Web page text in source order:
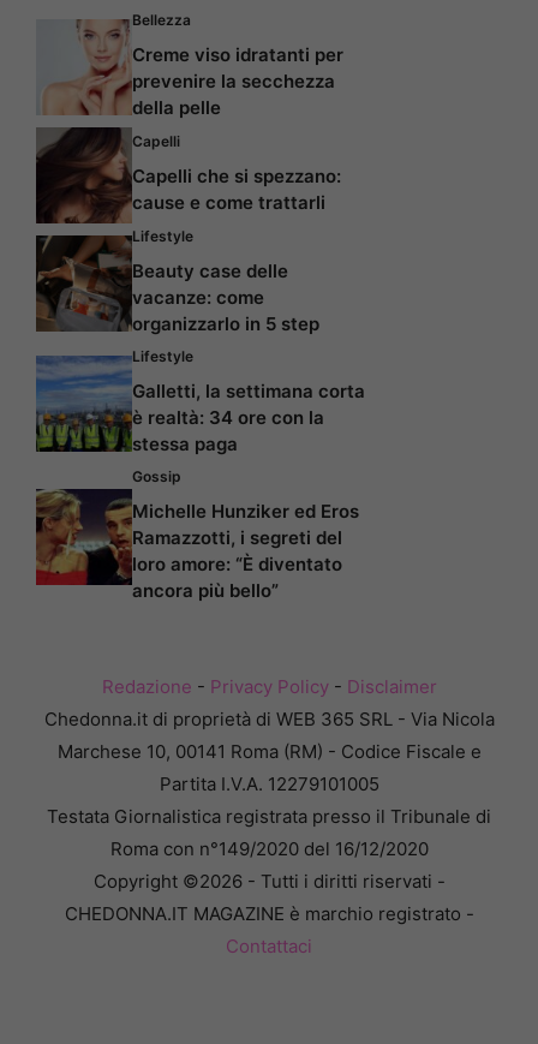
Bellezza
Creme viso idratanti per
prevenire la secchezza
della pelle
Capelli
Capelli che si spezzano:
cause e come trattarli
Lifestyle
Beauty case delle
vacanze: come
organizzarlo in 5 step
Lifestyle
Galletti, la settimana corta
è realtà: 34 ore con la
stessa paga
Gossip
Michelle Hunziker ed Eros
Ramazzotti, i segreti del
loro amore: “È diventato
ancora più bello”
Redazione - Privacy Policy- Disclaimer
Chedonna.it di proprietà di WEB 365 SRL - Via Nicola
Marchese 10, 00141 Roma (RM) - Codice Fiscale e
Partita I.V.A. 12279101005
Testata Giornalistica registrata presso il Tribunale di
Roma con n°149/2020 del 16/12/2020
Copyright ©2026 - Tutti i diritti riservati -
CHEDONNA.IT MAGAZINE è marchio registrato -
Contattaci